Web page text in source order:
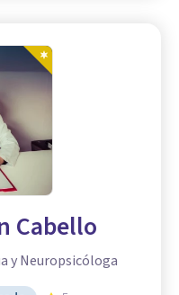
Cabello
y Neuropsicóloga